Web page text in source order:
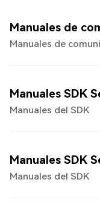
Manuales de
Manuales de
Manuales SDK
Manuales del SDK
Manuales SDK
Manuales del SDK